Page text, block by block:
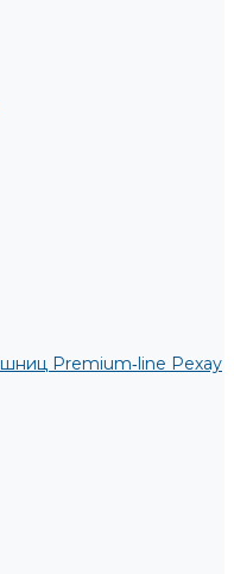
Premium‑line Рехау